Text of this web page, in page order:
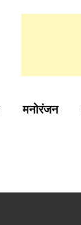
मनोरंजन